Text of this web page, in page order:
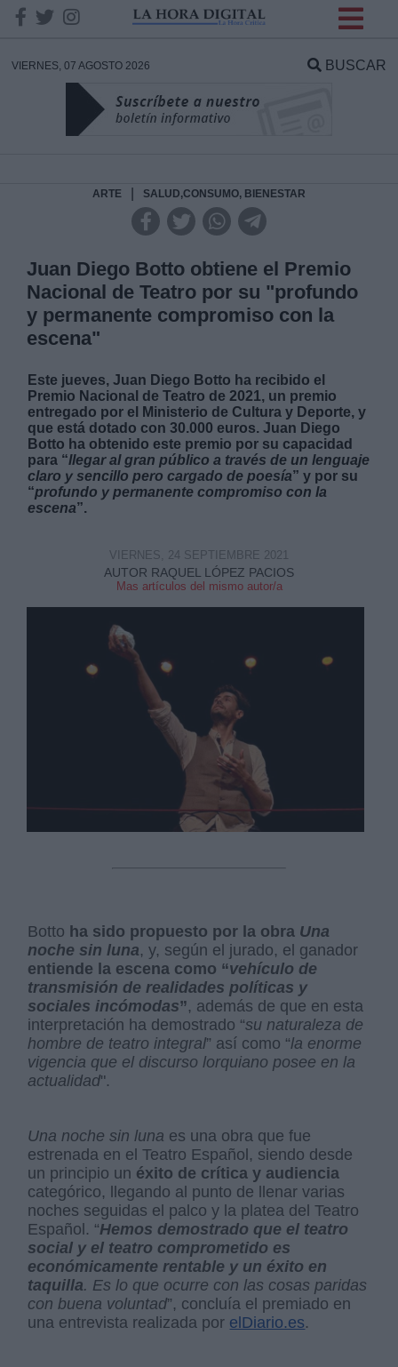
VIERNES, 07 AGOSTO 2026 BUSCAR
ARTE SALUD,CONSUMO, BIENESTAR
Juan Diego Botto obtiene el Premio
Nacional de Teatro por su "profundo
y permanente compromiso con la
escena"
Este jueves, Juan Diego Botto ha recibido el
Premio Nacional de Teatro de 2021, un premio
entregado por el Ministerio de Cultura y Deporte, y
que está dotado con 30.000 euros. Juan Diego
Botto ha obtenido este premio por su capacidad
para “llegar al gran público a través de un lenguaje
claro y sencillo pero cargado de poesía” y por su
“profundo y permanente compromiso con la
escena”.
AUTOR RAQUEL LÓPEZ PACIOS
Mas artículos del mismo autor/a
VIERNES, 24 SEPTIEMBRE 2021
Botto ha sido propuesto por la obra Una
noche sin luna, y, según el jurado, el ganador
entiende la escena como “vehículo de
transmisión de realidades políticas y
sociales incómodas”, además de que en esta
interpretación ha demostrado “su naturaleza de
hombre de teatro integral” así como “la enorme
vigencia que el discurso lorquiano posee en la
actualidad".
Una noche sin luna es una obra que fue
estrenada en el Teatro Español, siendo desde
un principio un éxito de crítica y audiencia
categórico, llegando al punto de llenar varias
noches seguidas el palco y la platea del Teatro
Español. “Hemos demostrado que el teatro
social y el teatro comprometido es
económicamente rentable y un éxito en
taquilla. Es lo que ocurre con las cosas paridas
con buena voluntad”, concluía el premiado en
una entrevista realizada por elDiario.es.
DATOS
Responsable:
Legitimación:
Derechos:
Información adicional
link